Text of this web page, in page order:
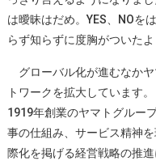
は曖昧はだめ。YES、NOを
らず知らずに度胸がついたよ
グローバル化が進むなか
トワークを拡大しています
1919年創業のヤマトグルー
事の仕組み、サービス精神
際化を掲げる経営戦略の推